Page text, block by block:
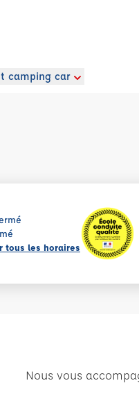
camping car
tous les horaires
Nous vous